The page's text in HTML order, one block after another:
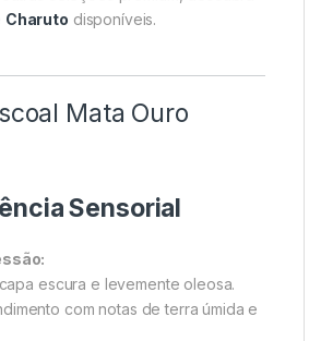
Charuto disponíveis.
Mata Ouro
Sensorial
escura e levemente oleosa.
com notas de terra úmida e